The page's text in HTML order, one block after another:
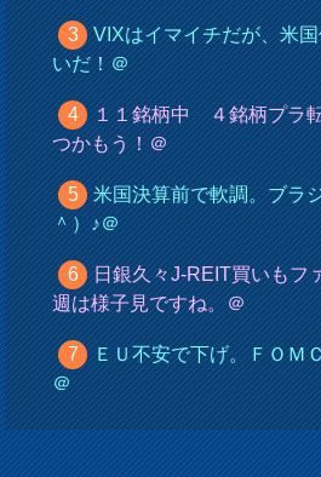
VIXはイマイチだが、米
いだ！＠
１１銘柄中 ４銘柄プラ
つかもう！＠
米国決算前で軟調。ブラ
＾）♪＠
日銀久々J-REIT買いもフ
週は様子見ですね。＠
ＥＵ不安で下げ。ＦＯＭ
＠